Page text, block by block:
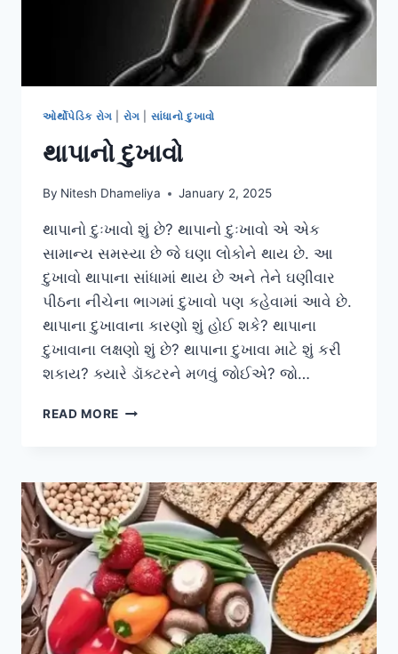
ઓર્થોપેડિક રોગ રોગ સાંધાનો દુખાવો
થાપાનો દુખાવો
By Nitesh Dhameliya January 2, 2025
થાપાનો દુઃખાવો શું છે? થાપાનો દુઃખાવો એ એક
સામાન્ય સમસ્યા છે જે ઘણા લોકોને થાય છે. આ
દુખાવો થાપાના સાંધામાં થાય છે અને તેને ઘણીવાર
પીઠના નીચેના ભાગમાં દુખાવો પણ કહેવામાં આવે છે.
થાપાના દુખાવાના કારણો શું હોઈ શકે? થાપાના
દુખાવાના લક્ષણો શું છે? થાપાના દુખાવા માટે શું કરી
શકાય? ક્યારે ડૉક્ટરને મળવું જોઈએ? જો…
READ MORE થાપાનો